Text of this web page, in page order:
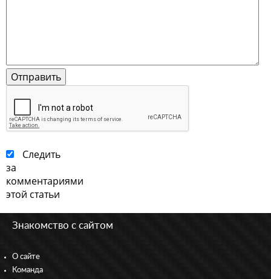
Следить
за
комментариями
этой статьи
Знакомство с сайтом
О сайте
Команда